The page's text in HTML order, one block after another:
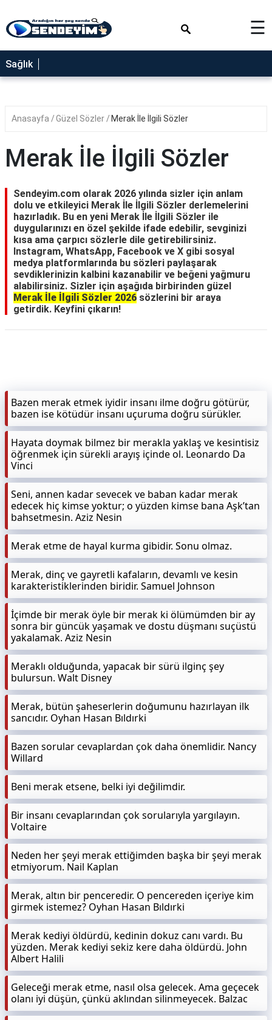
SAĞLIK
NEDİR
YEMEK
RÜYA
GEZİLECEK
YERLER
BLOG
☰
Sağlık
Anasayfa Güzel Sözler Merak İle İlgili Sözler
Merak İle İlgili Sözler
Sendeyim.com olarak 2026 yılında sizler için anlam
dolu ve etkileyici Merak İle İlgili Sözler derlemelerini
hazırladık. Bu en yeni Merak İle İlgili Sözler ile
duygularınızı en özel şekilde ifade edebilir, sevginizi
kısa ama çarpıcı sözlerle dile getirebilirsiniz.
Instagram, WhatsApp, Facebook ve X gibi sosyal
medya platformlarında bu sözleri paylaşarak
sevdiklerinizin kalbini kazanabilir ve beğeni yağmuru
alabilirsiniz. Sizler için aşağıda birbirinden güzel
Merak İle İlgili Sözler 2026 sözlerini bir araya
getirdik. Keyfini çıkarın!
Bazen merak etmek iyidir insanı ilme doğru götürür,
bazen ise kötüdür insanı uçuruma doğru sürükler.
Hayata doymak bilmez bir merakla yaklaş ve kesintisiz
öğrenmek için sürekli arayış içinde ol. Leonardo Da
Vinci
Seni, annen kadar sevecek ve baban kadar merak
edecek hiç kimse yoktur; o yüzden kimse bana Aşk’tan
bahsetmesin. Aziz Nesin
Merak etme de hayal kurma gibidir. Sonu olmaz.
Merak, dinç ve gayretli kafaların, devamlı ve kesin
karakteristiklerinden biridir. Samuel Johnson
İçimde bir merak öyle bir merak ki ölümümden bir ay
sonra bir güncük yaşamak ve dostu düşmanı suçüstü
yakalamak. Aziz Nesin
Meraklı olduğunda, yapacak bir sürü ilginç şey
bulursun. Walt Disney
Merak, bütün şaheserlerin doğumunu hazırlayan ilk
sancıdır. Oyhan Hasan Bıldırki
Bazen sorular cevaplardan çok daha önemlidir. Nancy
Willard
Beni merak etsene, belki iyi değilimdir.
Bir insanı cevaplarından çok sorularıyla yargılayın.
Voltaire
Neden her şeyi merak ettiğimden başka bir şeyi merak
etmiyorum. Nail Kaplan
Merak, altın bir penceredir. O pencereden içeriye kim
girmek istemez? Oyhan Hasan Bıldırki
Merak kediyi öldürdü, kedinin dokuz canı vardı. Bu
yüzden. Merak kediyi sekiz kere daha öldürdü. John
Albert Halili
Geleceği merak etme, nasıl olsa gelecek. Ama geçecek
olanı iyi düşün, çünkü aklından silinmeyecek. Balzac